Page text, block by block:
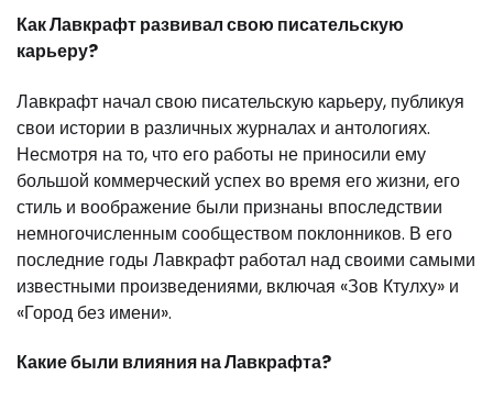
Как Лавкрафт развивал свою писательскую
карьеру?
Лавкрафт начал свою писательскую карьеру, публикуя
свои истории в различных журналах и антологиях.
Несмотря на то, что его работы не приносили ему
большой коммерческий успех во время его жизни, его
стиль и воображение были признаны впоследствии
немногочисленным сообществом поклонников. В его
последние годы Лавкрафт работал над своими самыми
известными произведениями, включая «Зов Ктулху» и
«Город без имени».
Какие были влияния на Лавкрафта?